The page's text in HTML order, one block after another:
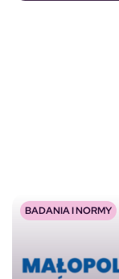
BADANIA I NORMY